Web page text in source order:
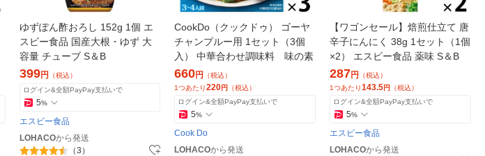
ゆずぽん酢おろし 152g 1個 エ
スビー食品 国産大根・ゆず 大
容量 チューブ S＆B
399円
（税込）
ログイン&全額PayPay支払いで
5%
エスビー食品
LOHACOから発送
（3）
CookDo（クックドゥ） ゴーヤ
チャンプルー用 1セット（3個
入） 中華合わせ調味料 味の素
660円
（税込）
1つあたり220円
（税込）
ログイン&全額PayPay支払いで
5%
Cook Do
LOHACOから発送
【ワゴンセール】焙煎仕立て 唐
辛子にんにく 38g 1セット（1個
×2） エスビー食品 薬味 S＆B
287円
（税込）
1つあたり143.5円
（税込）
ログイン&全額PayPay支払いで
5%
エスビー食品
LOHACOから発送